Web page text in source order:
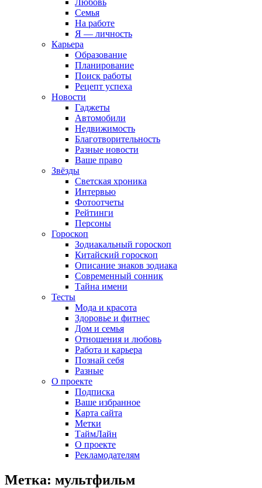
Любовь
Семья
На работе
Я — личность
Карьера
Образование
Планирование
Поиск работы
Рецепт успеха
Новости
Гаджеты
Автомобили
Недвижимость
Благотворительность
Разные новости
Ваше право
Звёзды
Светская хроника
Интервью
Фотоотчеты
Рейтинги
Персоны
Гороскоп
Зодиакальный гороскоп
Китайский гороскоп
Описание знаков зодиака
Современный сонник
Тайна имени
Тесты
Мода и красота
Здоровье и фитнес
Дом и семья
Отношения и любовь
Работа и карьера
Познай себя
Разные
О проекте
Подписка
Ваше избранное
Карта сайта
Метки
ТаймЛайн
О проекте
Рекламодателям
Метка: мультфильм